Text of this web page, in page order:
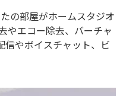
の部屋がホームスタジオ
やエコー除去、バーチャ
信やボイスチャット、ビ